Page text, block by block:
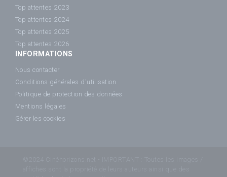
Top attentes 2023
Top attentes 2024
Top attentes 2025
Top attentes 2026
INFORMATIONS
Nous contacter
Conditions générales d'utilisation
Politique de protection des données
Mentions légales
Gérer les cookies